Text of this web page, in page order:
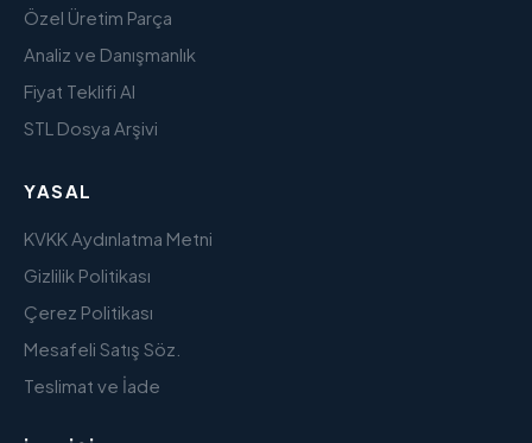
Özel Üretim Parça
Analiz ve Danışmanlık
Fiyat Teklifi Al
STL Dosya Arşivi
YASAL
KVKK Aydınlatma Metni
Gizlilik Politikası
Çerez Politikası
Mesafeli Satış Söz.
Teslimat ve İade